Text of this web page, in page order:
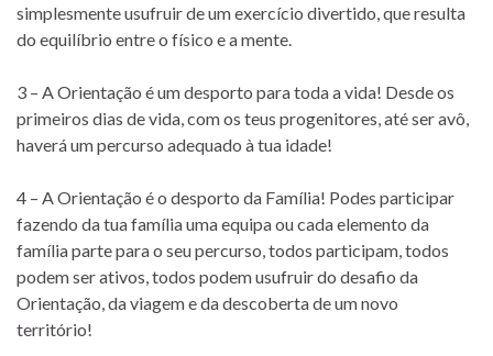
simplesmente usufruir de um exercício divertido, que resulta
do equilíbrio entre o físico e a mente.
3 – A Orientação é um desporto para toda a vida! Desde os
primeiros dias de vida, com os teus progenitores, até ser avô,
haverá um percurso adequado à tua idade!
4 – A Orientação é o desporto da Família! Podes participar
fazendo da tua família uma equipa ou cada elemento da
família parte para o seu percurso, todos participam, todos
podem ser ativos, todos podem usufruir do desafio da
Orientação, da viagem e da descoberta de um novo
território!